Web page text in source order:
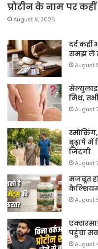
प्रोटीन के नाम पर
August 9, 2026
दर्द
समझ लें
August
मिथ,
August
बुढ़ापे में
जिंदगी
August
मजबूत
August
पहुंचा
August